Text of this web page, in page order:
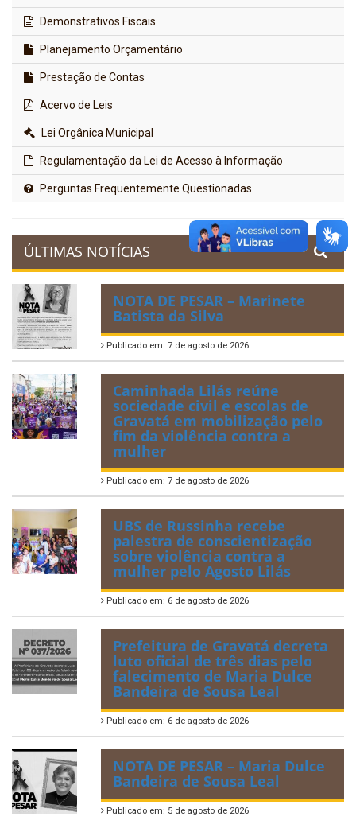
Demonstrativos Fiscais
Planejamento Orçamentário
Prestação de Contas
Acervo de Leis
Lei Orgânica Municipal
Regulamentação da Lei de Acesso à Informação
Perguntas Frequentemente Questionadas
ÚLTIMAS NOTÍCIAS
NOTA DE PESAR – Marinete
Batista da Silva
Publicado em: 7 de agosto de 2026
Caminhada Lilás reúne
sociedade civil e escolas de
Gravatá em mobilização pelo
fim da violência contra a
mulher
Publicado em: 7 de agosto de 2026
UBS de Russinha recebe
palestra de conscientização
sobre violência contra a
mulher pelo Agosto Lilás
Publicado em: 6 de agosto de 2026
Prefeitura de Gravatá decreta
luto oficial de três dias pelo
falecimento de Maria Dulce
Bandeira de Sousa Leal
Publicado em: 6 de agosto de 2026
NOTA DE PESAR – Maria Dulce
Bandeira de Sousa Leal
Publicado em: 5 de agosto de 2026